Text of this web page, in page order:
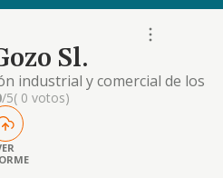
Sl.
industrial y comercial de los
viticultura,
compraventa,
de vinos y licores
y su comercialización. ii.
si para el
/5( 0 votos)